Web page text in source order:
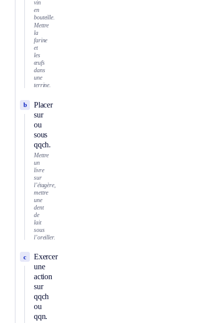
vin
en
bouteille.
Mettre
la
farine
et
les
œufs
dans
une
terrine.
Placer
sur
ou
sous
qqch.
b
Mettre
un
livre
sur
l’étagère,
mettre
une
dent
de
lait
sous
l’oreiller.
Exercer
une
action
sur
qqch
ou
qqn.
c